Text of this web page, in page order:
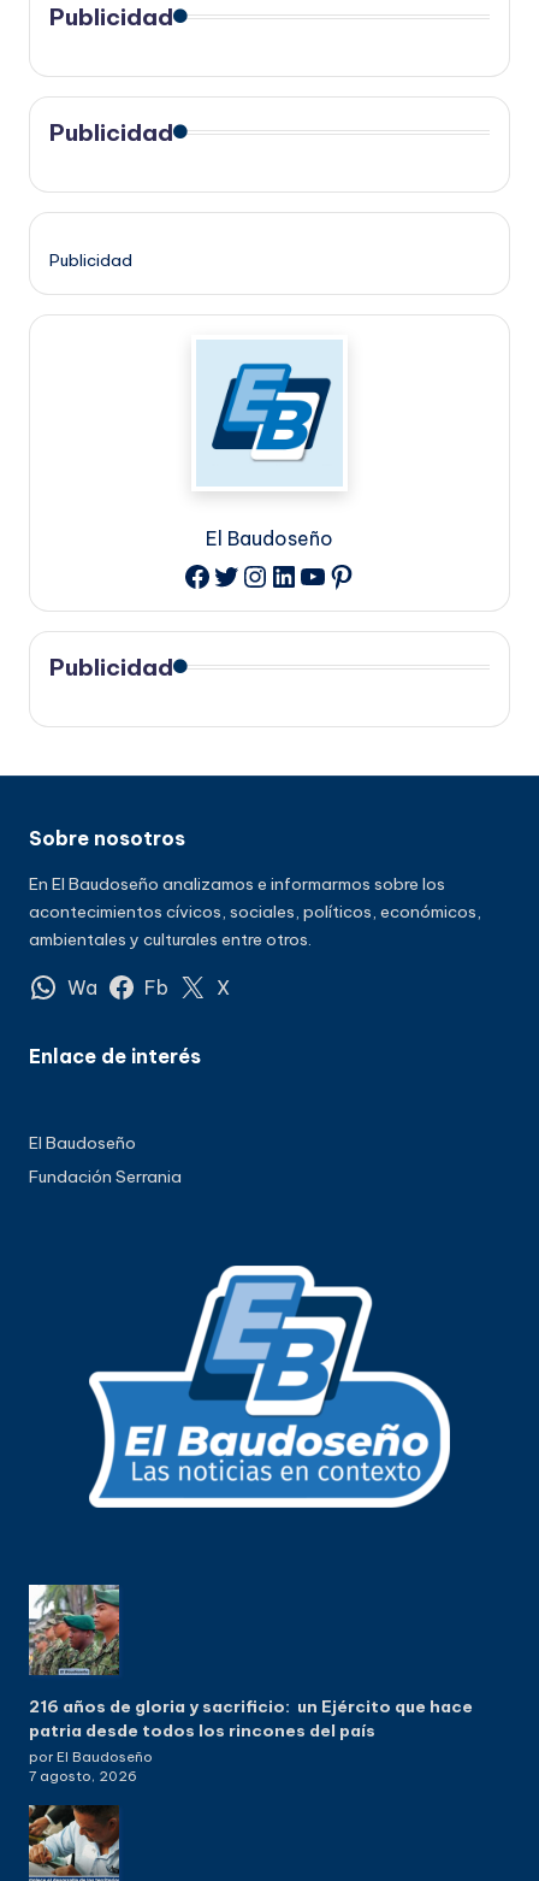
Publicidad
Publicidad
Publicidad
El Baudoseño
Facebook
Twitter
Instagram
LinkedIn
YouTube
Pinterest
Publicidad
Sobre nosotros
En El Baudoseño analizamos e informarmos sobre los
acontecimientos cívicos, sociales, políticos, económicos,
ambientales y culturales entre otros.
Wa Fb X
Enlace de interés
El Baudoseño
Fundación Serrania
216 años de gloria y sacrificio: un Ejército que hace
patria desde todos los rincones del país
por El Baudoseño
7 agosto, 2026